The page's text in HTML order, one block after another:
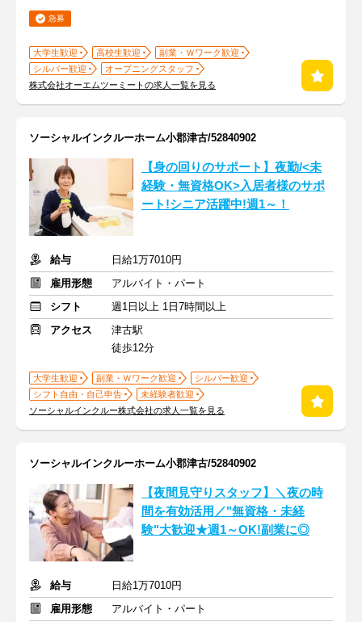
急募
大学生歓迎 高校生歓迎
副業・Ｗワーク歓迎
シルバー歓迎
オープニングスタッフ
株式会社オーエムツーミートの求人一覧を見る
ソーシャルインクルーホーム小郡津古/52840902
【身の回りのサポート】夜勤/<未
経験・無資格OK>入居者様のサポ
ート!シニア活躍中!週1～！
給与
日給1万7010円
雇用形態
アルバイト・パート
シフト
週1日以上 1日7時間以上
アクセス
津古駅
徒歩12分
大学生歓迎 副業・Ｗワーク歓迎
シルバー歓迎
シフト自由・自己申告
未経験者歓迎
ソーシャルインクルー株式会社の求人一覧を見る
ソーシャルインクルーホーム小郡津古/52840902
【夜間見守りスタッフ】＼夜の時
間を有効活用／"無資格・未経
験"大歓迎★週1～OK!副業に◎
給与
日給1万7010円
雇用形態
アルバイト・パート